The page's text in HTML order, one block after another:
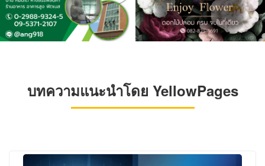
บทความแนะนำโดย YellowPages